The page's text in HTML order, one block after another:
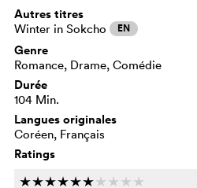
Autres titres
Winter in Sokcho EN
Genre
Romance, Drame, Comédie
Durée
104 Min.
Langues originales
Coréen, Français
Ratings
cccccc c c c c